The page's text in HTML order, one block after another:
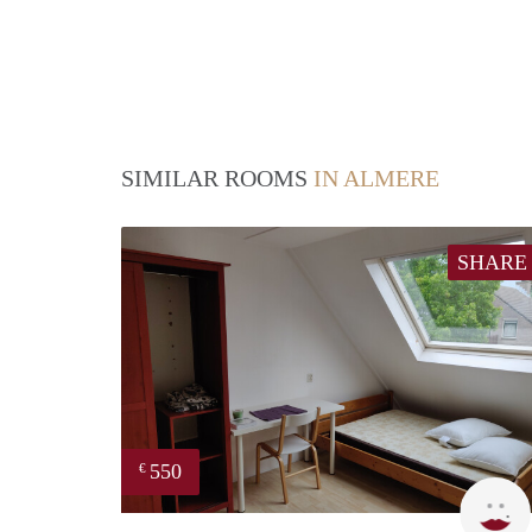
SIMILAR ROOMS IN ALMERE
SHARE
€ 550